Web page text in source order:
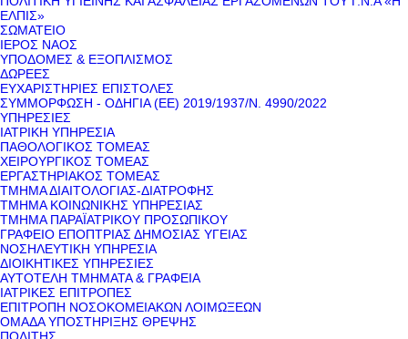
ΕΛΠΙΣ»
ΣΩΜΑΤΕΙΟ
ΙΕΡΟΣ ΝΑΟΣ
ΥΠΟΔΟΜΕΣ & ΕΞΟΠΛΙΣΜΟΣ
ΔΩΡΕΕΣ
ΕΥΧΑΡΙΣΤΗΡΙΕΣ ΕΠΙΣΤΟΛΕΣ
ΣΥΜΜΟΡΦΩΣΗ - ΟΔΗΓΙΑ (ΕΕ) 2019/1937/Ν. 4990/2022
ΥΠΗΡΕΣΙΕΣ
ΙΑΤΡΙΚΗ ΥΠΗΡΕΣΙΑ
ΠΑΘΟΛΟΓΙΚΟΣ ΤΟΜΕΑΣ
ΧΕΙΡΟΥΡΓΙΚΟΣ ΤΟΜΕΑΣ
ΕΡΓΑΣΤΗΡΙΑΚΟΣ ΤΟΜΕΑΣ
ΤΜΗΜΑ ΔΙΑΙΤΟΛΟΓΙΑΣ-ΔΙΑΤΡΟΦΗΣ
ΤΜΗΜΑ ΚΟΙΝΩΝΙΚΗΣ ΥΠΗΡΕΣΙΑΣ
ΤΜΗΜΑ ΠΑΡΑΪΑΤΡΙΚΟΥ ΠΡΟΣΩΠΙΚΟΥ
ΓΡΑΦΕΙΟ ΕΠΟΠΤΡΙΑΣ ΔΗΜΟΣΙΑΣ ΥΓΕΙΑΣ
ΝΟΣΗΛΕΥΤΙΚΗ ΥΠΗΡΕΣΙΑ
ΔΙΟΙΚΗΤΙΚΕΣ ΥΠΗΡΕΣΙΕΣ
ΑΥΤΟΤΕΛΗ ΤΜΗΜΑΤΑ & ΓΡΑΦΕΙΑ
ΙΑΤΡΙΚΕΣ ΕΠΙΤΡΟΠΕΣ
ΕΠΙΤΡΟΠΗ ΝΟΣΟΚΟΜΕΙΑΚΩΝ ΛΟΙΜΩΞΕΩΝ
ΟΜΑΔΑ ΥΠΟΣΤΗΡΙΞΗΣ ΘΡΕΨΗΣ